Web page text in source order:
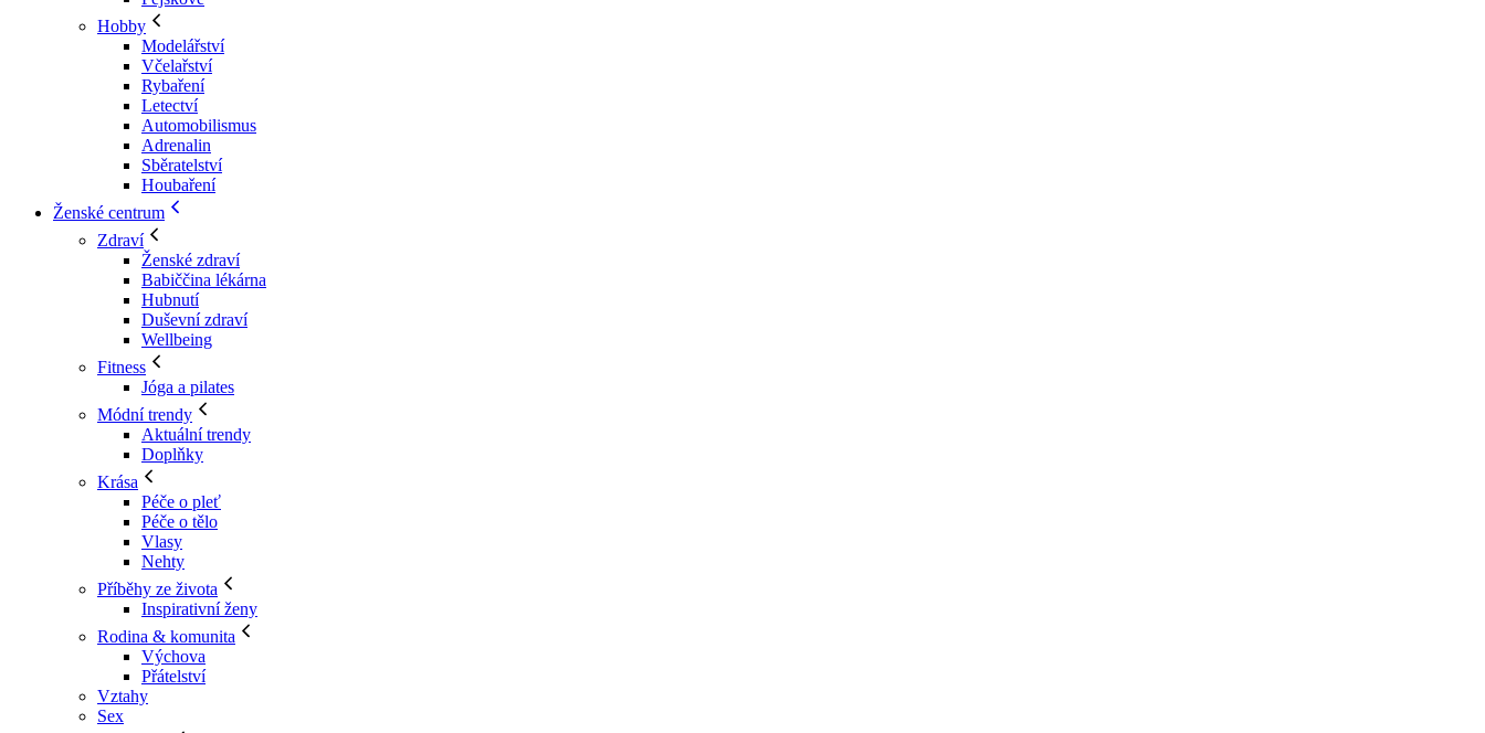
Hobby
Modelářství
Včelařství
Rybaření
Letectví
Automobilismus
Adrenalin
Sběratelství
Houbaření
Ženské centrum
Zdraví
Ženské zdraví
Babiččina lékárna
Hubnutí
Duševní zdraví
Wellbeing
Fitness
Jóga a pilates
Módní trendy
Aktuální trendy
Doplňky
Krása
Péče o pleť
Péče o tělo
Vlasy
Nehty
Příběhy ze života
Inspirativní ženy
Rodina & komunita
Výchova
Přátelství
Vztahy
Sex